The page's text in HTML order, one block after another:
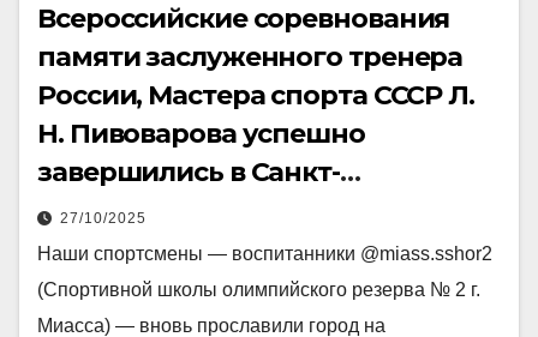
Всероссийские соревнования
памяти заслуженного тренера
России, Мастера спорта СССР Л.
Н. Пивоварова успешно
завершились в Санкт-
Петербурге
27/10/2025
Наши спортсмены — воспитанники @miass.sshor2
(Спортивной школы олимпийского резерва № 2 г.
Миасса) — вновь прославили город на